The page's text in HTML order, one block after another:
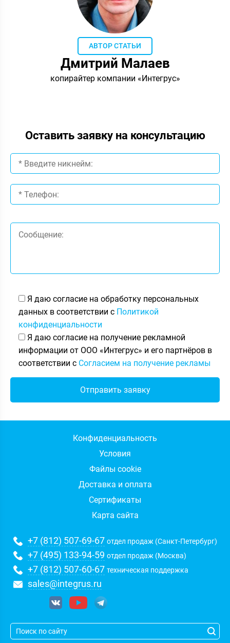
АВТОР СТАТЬИ
Дмитрий Малаев
копирайтер компании «Интегрус»
Оставить заявку на консультацию
Я даю согласие на обработку персональных
данных в соответствии с Политикой
конфиденциальности
Я даю согласие на получение рекламной
информации от ООО «Интегрус» и его партнёров в
соответствии с Согласием на получение рекламы
Конфиденциальность
Условия
Файлы cookie
Доставка и оплата
Сертификаты
Карта сайта
+7 (812) 507-69-67 отдел продаж (Санкт-Петербург)
+7 (495) 133-94-59 отдел продаж (Москва)
+7 (812) 507-60-67 техническая поддержка
sales@integrus.ru